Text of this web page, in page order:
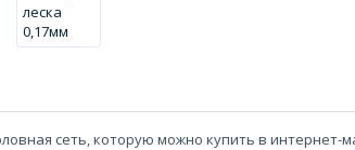
сеть, которую можно купить в интернет-